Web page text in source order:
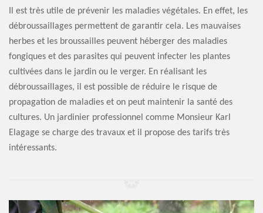
Il est très utile de prévenir les maladies végétales. En effet, les
débroussaillages permettent de garantir cela. Les mauvaises
herbes et les broussailles peuvent héberger des maladies
fongiques et des parasites qui peuvent infecter les plantes
cultivées dans le jardin ou le verger. En réalisant les
débroussaillages, il est possible de réduire le risque de
propagation de maladies et on peut maintenir la santé des
cultures. Un jardinier professionnel comme Monsieur Karl
Elagage se charge des travaux et il propose des tarifs très
intéressants.